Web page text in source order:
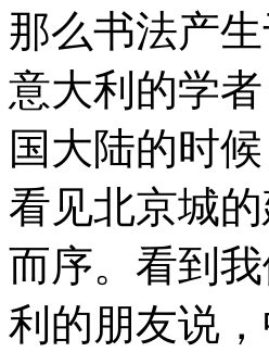
那么书法产
意大利的学
国大陆的时
看见北京城
而序。看到
利的朋友说